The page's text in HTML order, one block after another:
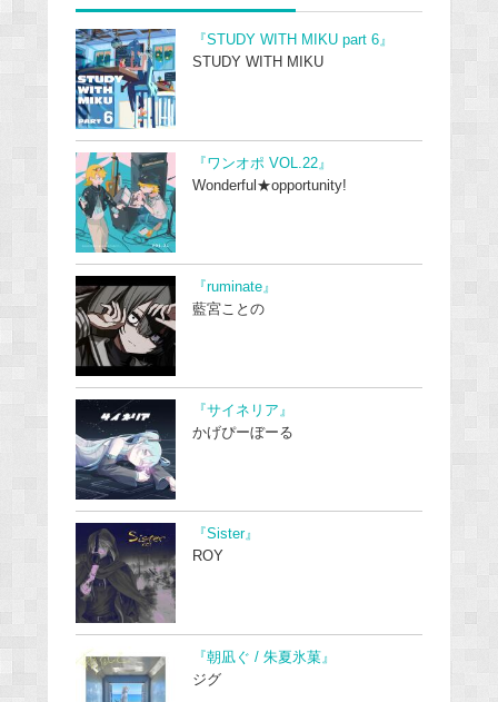
『STUDY WITH MIKU part 6』
STUDY WITH MIKU
『ワンオポ VOL.22』
Wonderful★opportunity!
『ruminate』
藍宮ことの
『サイネリア』
かげぴーぼーる
『Sister』
ROY
『朝凪ぐ / 朱夏氷菓』
ジグ